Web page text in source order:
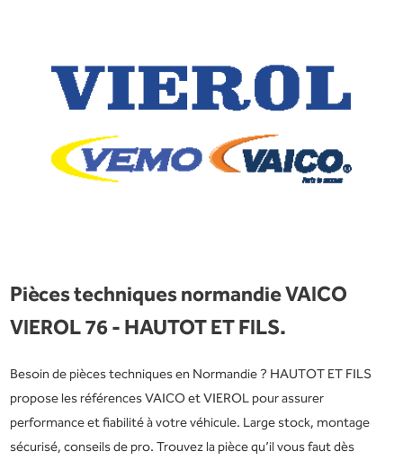
Pièces techniques normandie VAICO
VIEROL 76 - HAUTOT ET FILS.
Besoin de pièces techniques en Normandie ? HAUTOT ET FILS
propose les références VAICO et VIEROL pour assurer
performance et fiabilité à votre véhicule. Large stock, montage
sécurisé, conseils de pro. Trouvez la pièce qu’il vous faut dès